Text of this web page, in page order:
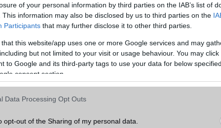
of your personal information by third parties on the IAB’s list of
This information may also be disclosed by us to third parties on the
Participants that may further disclose it to other third parties.
that this website/app uses one or more Google services and may
but not limited to your visit or usage behaviour. You may
to Google and its third-party tags to use your data for below
consent section.
Data Processing Opt Outs
opt-out of the Sharing of my personal data.
EDGE Van
WAP v2,x
EMS eMail
MMS Van
Infraport